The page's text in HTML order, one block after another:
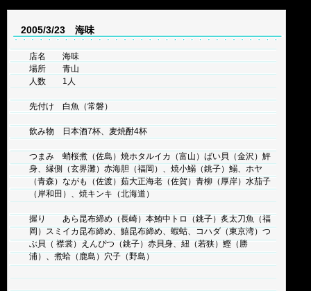
2005/3/23 海味
店名 海味
場所 青山
人数 1人
先付け 白魚（常磐）
飲み物 日本酒7杯、麦焼酎4杯
つまみ 蛸桜煮（佐島）焼ホタルイカ（富山）ばい貝（金沢）鮃
身、縁側（玄界灘）赤海胆（福岡）、焼小鰯（銚子）鰯、ホヤ
（青森）ながも（佐渡）茹大正海老（佐賀）青柳（厚岸）水茄子
（岸和田）、焼キンキ（北海道）
握り あら昆布締め（長崎）本鮪中トロ（銚子）炙太刀魚（福
岡）スミイカ昆布締め、鱚昆布締め、蝦蛄、コハダ（東京湾）つ
ぶ貝（ 襟裳）えんぴつ（銚子）赤貝身、紐（若狭）鰹（勝
浦）、煮蛤（鹿島）穴子（野島）